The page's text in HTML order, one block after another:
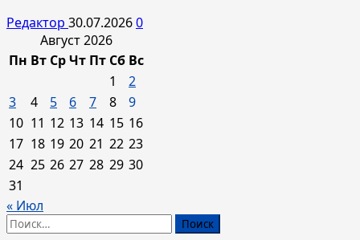
Редактор 30.07.20260
Август 2026
Пн Вт СрЧт Пт Сб Вс
1
2
3
4 5 6 7 8
9
10 11 12 13 14 15 16
17 18 19 20 21 22 23
24 25 26 27 28 29 30
31
« Июл
Найти: